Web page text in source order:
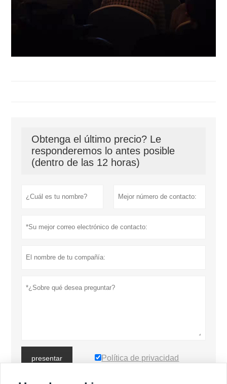
Obtenga el último precio? Le
responderemos lo antes posible
(dentro de las 12 horas)
presentar Política de privacidad